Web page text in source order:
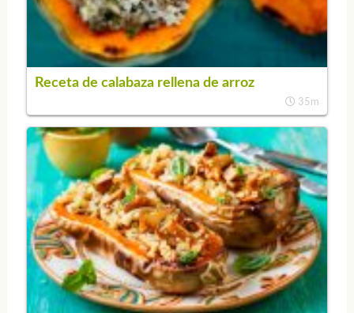
Receta de calabaza rellena de arroz
35m